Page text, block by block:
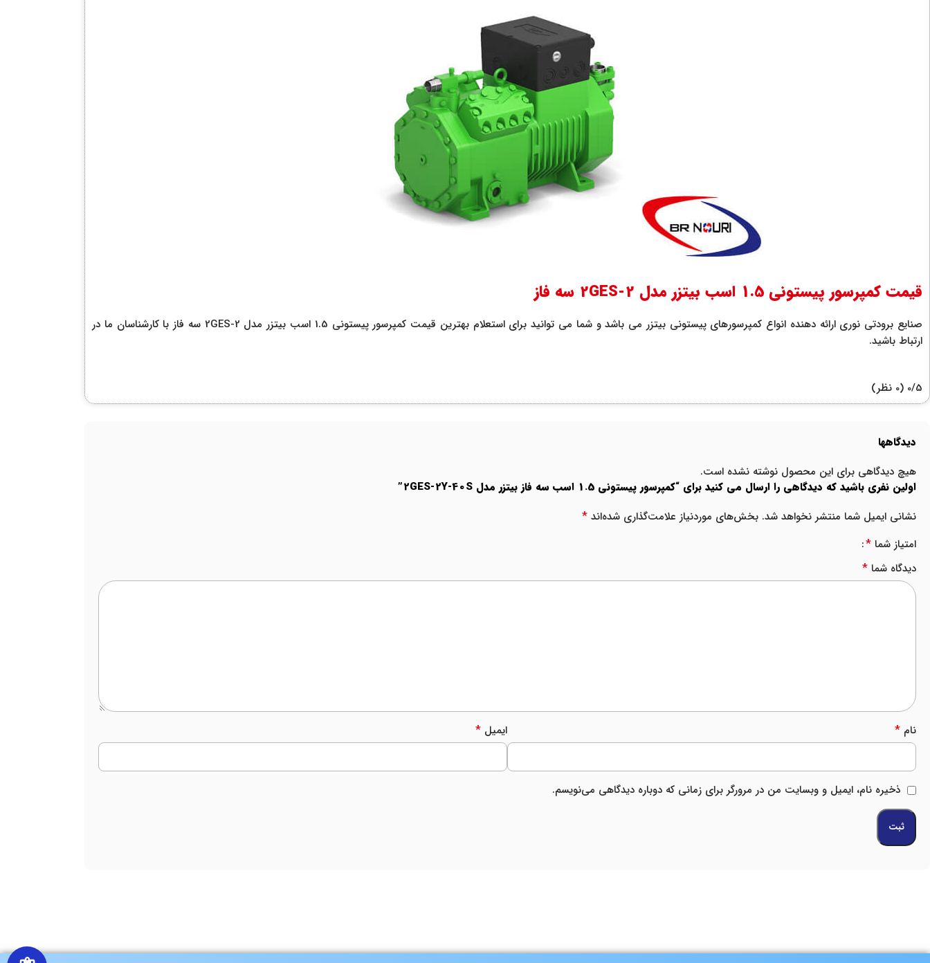
قیمت کمپرسور پیستونی 1.5 اسب بیتزر مدل 2GES-2 سه فاز
صنایع برودتی نوری ارائه دهنده انواع کمپرسورهای پیستونی بیتزر می باشد و شما می توانید برای استعلام بهترین قیمت کمپرسور پیستونی 1.5 اسب بیتزر مدل 2GES-2 سه فاز با کارشناسان ما در
ارتباط باشید.
‫0/5 ‫(0 نظر)
دیدگاهها
هیچ دیدگاهی برای این محصول نوشته نشده است.
اولین نفری باشید که دیدگاهی را ارسال می کنید برای “کمپرسور پیستونی 1.5 اسب سه فاز بیتزر مدل 2GES-2Y-40S”
نشانی ایمیل شما منتشر نخواهد شد. بخش‌های موردنیاز علامت‌گذاری شده‌اند *
امتیاز شما *
دیدگاه شما *
نام * ایمیل *
ذخیره نام، ایمیل و وبسایت من در مرورگر برای زمانی که دوباره دیدگاهی می‌نویسم.